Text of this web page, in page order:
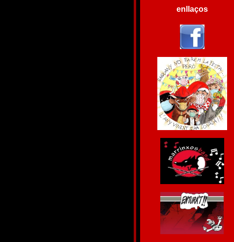
enllaços